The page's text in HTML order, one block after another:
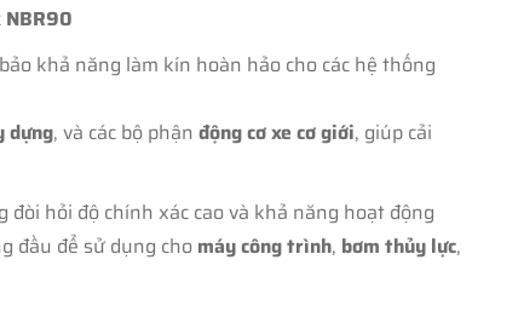
NBR90
khả năng làm kín hoàn hảo cho các hệ thống
dựng, và các bộ phậnđộng cơ xe cơ giới, giúp cải
đòi hỏi độ chính xác cao và khả năng hoạt động
đầu để sử dụng cho máy công trình, bơm thủy lực,